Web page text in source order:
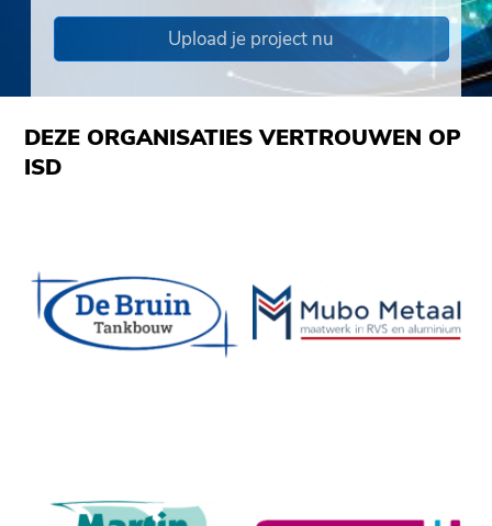
Upload je project nu
DEZE ORGANISATIES VERTROUWEN OP
ISD